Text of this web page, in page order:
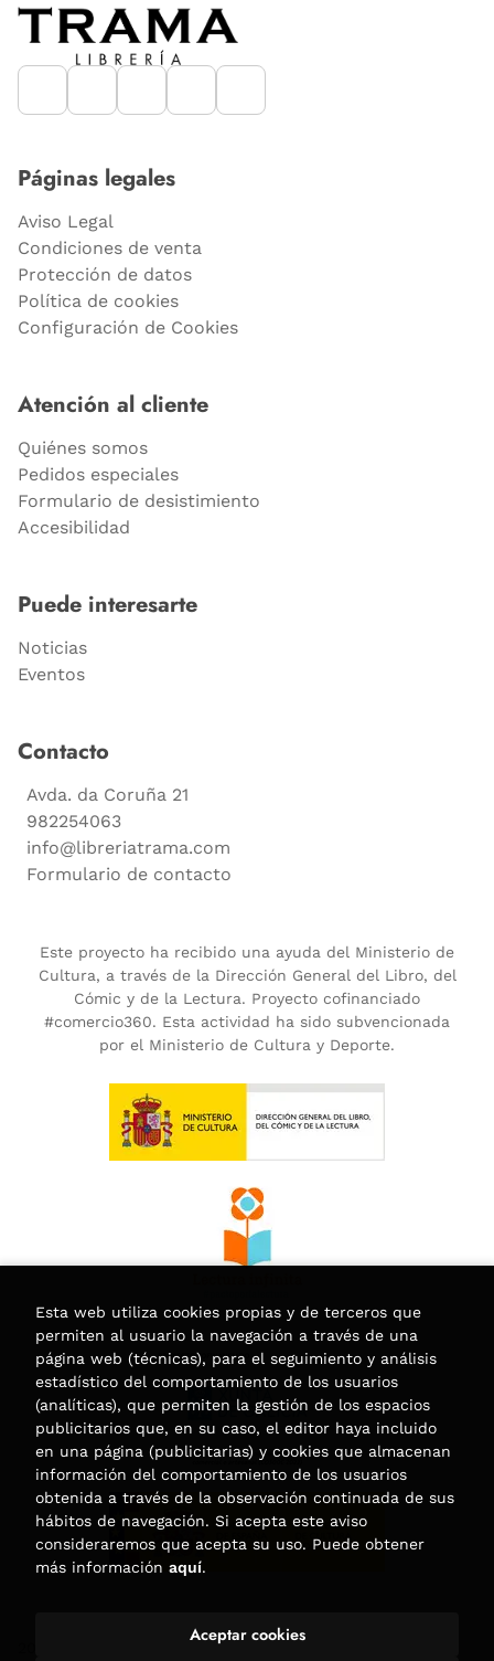
Páginas legales
Aviso Legal
Condiciones de venta
Protección de datos
Política de cookies
Configuración de Cookies
Atención al cliente
Quiénes somos
Pedidos especiales
Formulario de desistimiento
Accesibilidad
Puede interesarte
Noticias
Eventos
Contacto
Avda. da Coruña 21
982254063
info@libreriatrama.com
Formulario de contacto
Este proyecto ha recibido una ayuda del Ministerio de
Cultura, a través de la Dirección General del Libro, del
Cómic y de la Lectura. Proyecto cofinanciado
#comercio360. Esta actividad ha sido subvencionada
por el Ministerio de Cultura y Deporte.
. Todos los Derechos Reservados |
Esta web utiliza cookies propias y de terceros que
permiten al usuario la navegación a través de una
página web (técnicas), para el seguimiento y análisis
estadístico del comportamiento de los usuarios
(analíticas), que permiten la gestión de los espacios
publicitarios que, en su caso, el editor haya incluido
en una página (publicitarias) y cookies que almacenan
información del comportamiento de los usuarios
obtenida a través de la observación continuada de sus
hábitos de navegación. Si acepta este aviso
consideraremos que acepta su uso. Puede obtener
más información aquí.
Aceptar cookies